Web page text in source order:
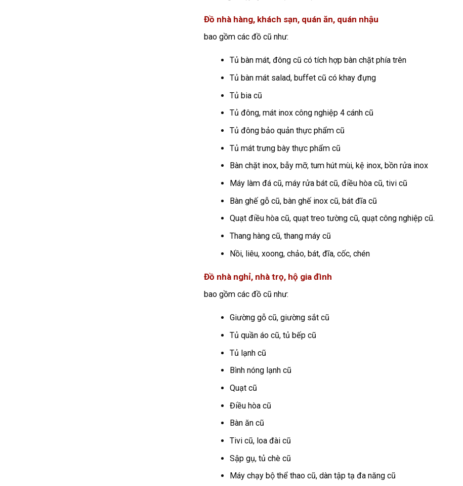
Đồ nhà hàng, khách sạn, quán ăn, quán nhậu
bao gồm các đồ cũ như:
Tủ bàn mát, đông cũ có tích hợp bàn chặt phía trên
Tủ bàn mát salad, buffet cũ có khay đựng
Tủ bia cũ
Tủ đông, mát inox công nghiệp 4 cánh cũ
Tủ đông bảo quản thực phẩm cũ
Tủ mát trưng bày thực phẩm cũ
Bàn chặt inox, bẫy mỡ, tum hút mùi, kệ inox, bồn rửa inox
Máy làm đá cũ, máy rửa bát cũ, điều hòa cũ, tivi cũ
Bàn ghế gỗ cũ, bàn ghế inox cũ, bát đĩa cũ
Quạt điều hòa cũ, quạt treo tường cũ, quạt công nghiệp cũ.
Thang hàng cũ, thang máy cũ
Nồi, liêu, xoong, chảo, bát, đĩa, cốc, chén
Đồ nhà nghỉ, nhà trọ, hộ gia đình
bao gồm các đồ cũ như:
Giường gỗ cũ, giường sắt cũ
Tủ quần áo cũ, tủ bếp cũ
Tủ lạnh cũ
Bình nóng lạnh cũ
Quạt cũ
Điều hòa cũ
Bàn ăn cũ
Tivi cũ, loa đài cũ
Sập gụ, tủ chè cũ
Máy chạy bộ thể thao cũ, dàn tập tạ đa năng cũ